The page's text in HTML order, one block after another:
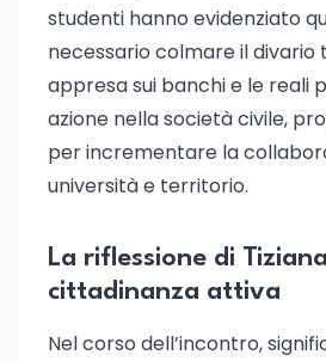
studenti hanno evidenziato
necessario colmare il divario
appresa sui banchi e le reali
azione nella società civile,
per incrementare la
università e territorio.
La riflessione di
cittadinanza attiva
Nel corso dell’incontro,